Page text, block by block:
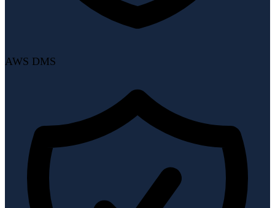
AWS DMS